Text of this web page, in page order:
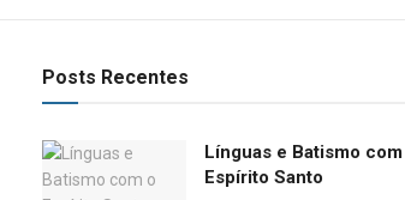
Posts Recentes
Línguas e Batismo com
Espírito Santo